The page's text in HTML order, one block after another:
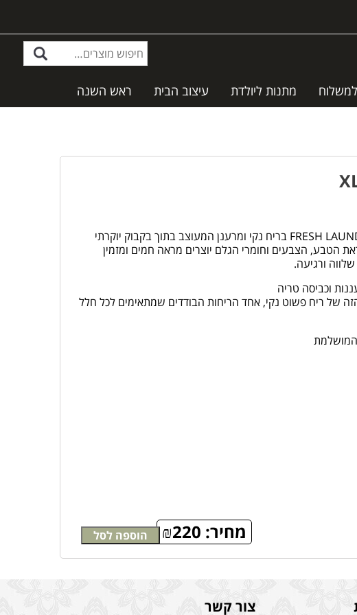
מתנות ליולדת עיצוב הבית ראש השנה
מפיץ ריח המכיל 1000 מ”ל בריח FRESH LAUNDRY בריח נקי ומרענן המעוצב בתוך בקבוק יוקרתי
הטבע, הצבעים וחומרי הגלם יוצרים מראה חמים ומזמין
ורגיעה.
של ריח פשוט נקי, אחד הריחות הבודדים שמתאימים לכל חלל
מחיר: ₪220 הוספה לסל
צור קשר